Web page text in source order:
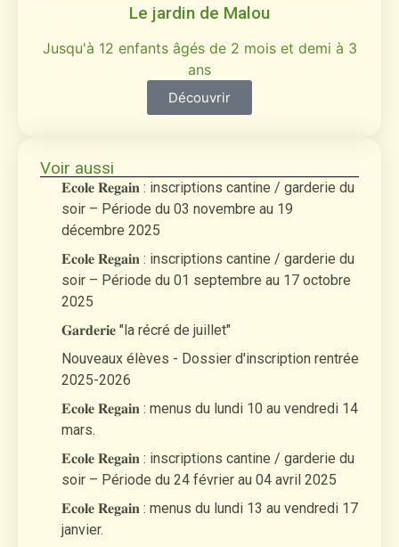
Le jardin de Malou
Jusqu'à 12 enfants âgés de 2 mois et demi à 3
ans
Découvrir
Voir aussi
𝐄𝐜𝐨𝐥𝐞 𝐑𝐞𝐠𝐚𝐢𝐧 : inscriptions cantine / garderie du
soir – Période du 03 novembre au 19
décembre 2025
𝐄𝐜𝐨𝐥𝐞 𝐑𝐞𝐠𝐚𝐢𝐧 : inscriptions cantine / garderie du
soir – Période du 01 septembre au 17 octobre
2025
𝐆𝐚𝐫𝐝𝐞𝐫𝐢𝐞 "la récré de juillet"
Nouveaux élèves - Dossier d'inscription rentrée
2025-2026
𝐄𝐜𝐨𝐥𝐞 𝐑𝐞𝐠𝐚𝐢𝐧 : menus du lundi 10 au vendredi 14
mars.
𝐄𝐜𝐨𝐥𝐞 𝐑𝐞𝐠𝐚𝐢𝐧 : inscriptions cantine / garderie du
soir – Période du 24 février au 04 avril 2025
𝐄𝐜𝐨𝐥𝐞 𝐑𝐞𝐠𝐚𝐢𝐧 : menus du lundi 13 au vendredi 17
janvier.